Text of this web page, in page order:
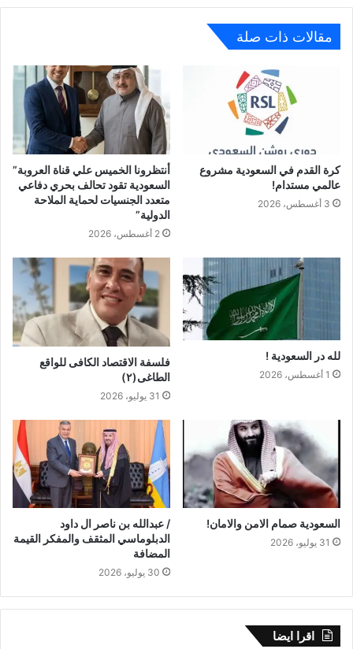
مقالات ذات صلة
كرة القدم في السعودية مشروع
عالمي مستدام!
3 أغسطس، 2026
أنتظرونا الخميس علي قناة العروبة”
السعودية تقود تحالف بحري دفاعي
متعدد الجنسيات لحماية الملاحة
الدولية”
2 أغسطس، 2026
لله در السعودية !
1 أغسطس، 2026
فلسفة الاقتصاد الكافى للواقع
الطاغى(٢)
31 يوليو، 2026
السعودية صمام الامن والامان!
31 يوليو، 2026
/ عبدالله بن ناصر ال داود
الدبلوماسي المثقف والمفكر القيمة
المضافة
30 يوليو، 2026
اقرا ايضا